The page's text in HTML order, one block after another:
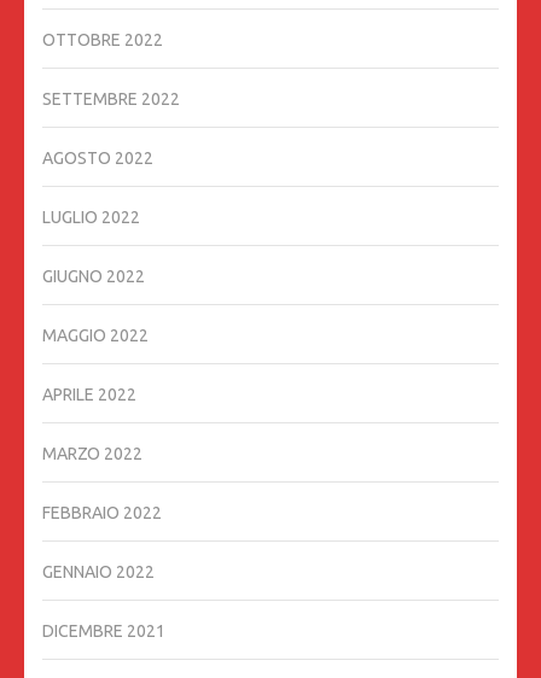
OTTOBRE 2022
SETTEMBRE 2022
AGOSTO 2022
LUGLIO 2022
GIUGNO 2022
MAGGIO 2022
APRILE 2022
MARZO 2022
FEBBRAIO 2022
GENNAIO 2022
DICEMBRE 2021